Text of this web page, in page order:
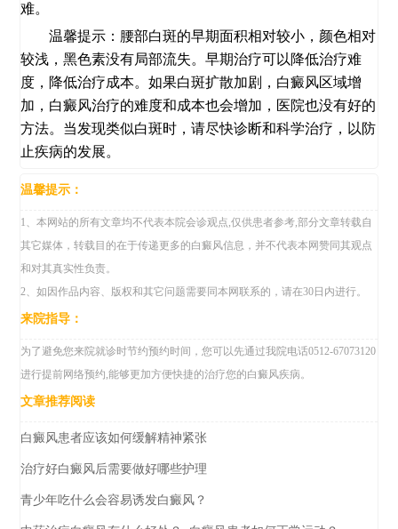
难。
温馨提示：腰部白斑的早期面积相对较小，颜色相对
较浅，黑色素没有局部流失。早期治疗可以降低治疗难
度，降低治疗成本。如果白斑扩散加剧，白癜风区域增
加，白癜风治疗的难度和成本也会增加，医院也没有好的
方法。当发现类似白斑时，请尽快诊断和科学治疗，以防
止疾病的发展。
温馨提示：
1、本网站的所有文章均不代表本院会诊观点,仅供患者参考,部分文章转载自
其它媒体，转载目的在于传递更多的白癜风信息，并不代表本网赞同其观点
和对其真实性负责。
2、如因作品内容、版权和其它问题需要同本网联系的，请在30日内进行。
来院指导：
为了避免您来院就诊时节约预约时间，您可以先通过我院电话0512-67073120
进行提前网络预约,能够更加方便快捷的治疗您的白癜风疾病。
文章推荐阅读
白癜风患者应该如何缓解精神紧张
治疗好白癜风后需要做好哪些护理
青少年吃什么会容易诱发白癜风？